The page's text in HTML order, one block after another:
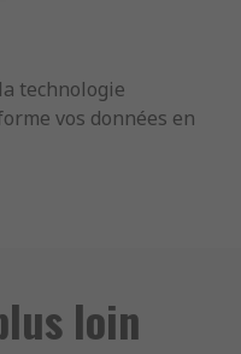
technologie
vos données en
loin